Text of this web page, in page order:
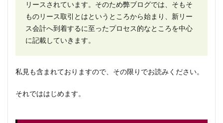
リースされています。そのため弊ブログでは、そもそ
ものリース取引とはというところから始まり、新リー
ス会計へ到着するに至ったプロセス的なところを中心
に記載していきます。
私見も含まれておりますので、その限りでお読みください。
それでははじめます。